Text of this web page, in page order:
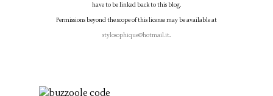
have to be linked back to this blog.
Permissions beyond the scope of this license may be available at
stylosophique@hotmail.it.